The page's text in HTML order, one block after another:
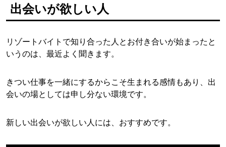
出会いが欲しい人
リゾートバイトで知り合った人とお付き合いが始まったと
いうのは、最近よく聞きます。
きつい仕事を一緒にするからこそ生まれる感情もあり、出
会いの場としては申し分ない環境です。
新しい出会いが欲しい人には、おすすめです。